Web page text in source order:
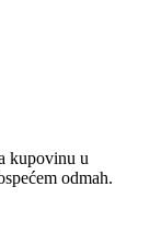
kupovinu u
odmah.